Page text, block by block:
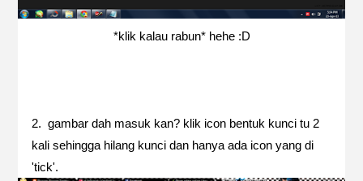
*klik kalau rabun* hehe :D
2. gambar dah masuk kan? klik icon bentuk kunci tu 2
kali sehingga hilang kunci dan hanya ada icon yang di
'tick'.